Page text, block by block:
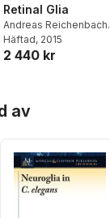
Retinal Glia
Andreas Reichenbach,
Andreas Bringmann
Häftad, 2015
2 440 kr
av